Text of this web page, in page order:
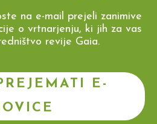
na e-mail prejeli zanimive
o vrtnarjenju, ki jih za vas
revije Gaia.
E-